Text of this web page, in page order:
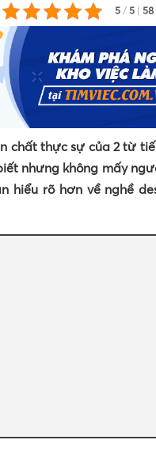
5 / 5 ( 58
chất thực sự của 2 từ
nhưng không mấy
hiểu rõ hơn về nghề